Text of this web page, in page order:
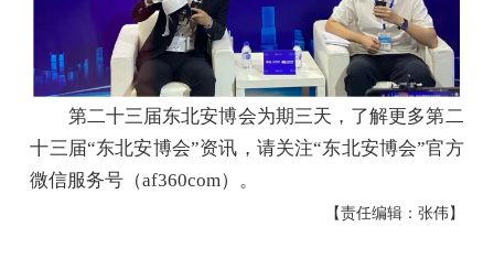
第二十三届东北安博会为期三天，了解更多第二
十三届“东北安博会”资讯，请关注“东北安博会”官方
微信服务号（af360com）。
【责任编辑：张伟】